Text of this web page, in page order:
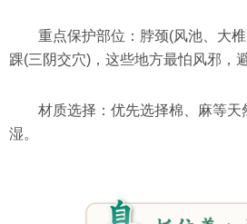
重点保护部位：脖颈(风池、大
踝(三阴交穴)，这些地方最怕风邪，
材质选择：优先选择棉、麻等
湿。